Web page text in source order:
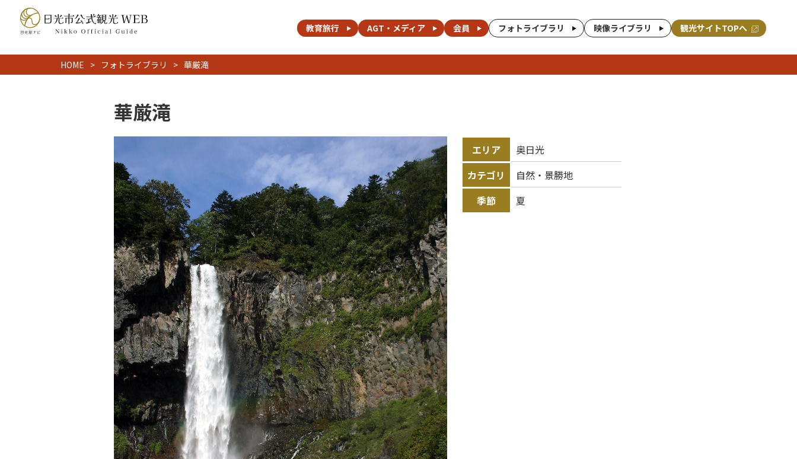
教育旅行 AGT・メディア 会員 フォトライブラリ 映像ライブラリ 観光サイトTOPへ
HOME フォトライブラリ 華厳滝
華厳滝
エリア
奥日光
カテゴリ
自然・景勝地
季節
夏